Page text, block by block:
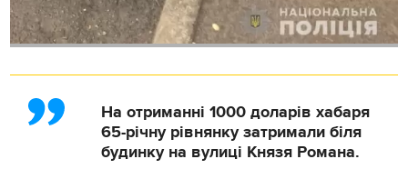
На отриманні 1000 доларів хабаря
65-річну рівнянку затримали біля
будинку на вулиці Князя Романа.